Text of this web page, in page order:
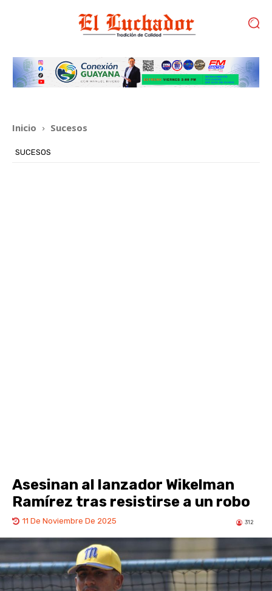
Inicio Sucesos
SUCESOS
Asesinan al lanzador Wikelman
Ramírez tras resistirse a un robo
11 De Noviembre De 2025 312